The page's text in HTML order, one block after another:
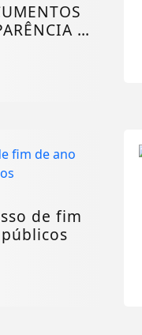
E
de fim